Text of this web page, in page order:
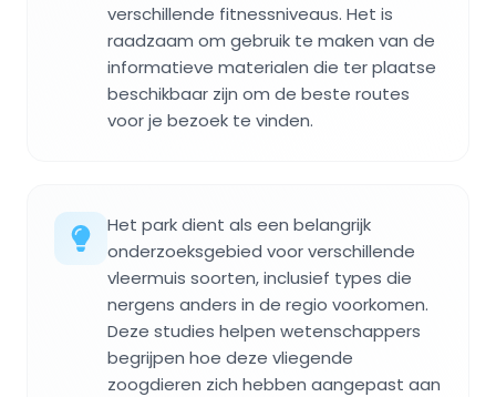
verschillende fitnessniveaus. Het is
raadzaam om gebruik te maken van de
informatieve materialen die ter plaatse
beschikbaar zijn om de beste routes
voor je bezoek te vinden.
Het park dient als een belangrijk
onderzoeksgebied voor verschillende
vleermuis soorten, inclusief types die
nergens anders in de regio voorkomen.
Deze studies helpen wetenschappers
begrijpen hoe deze vliegende
zoogdieren zich hebben aangepast aan